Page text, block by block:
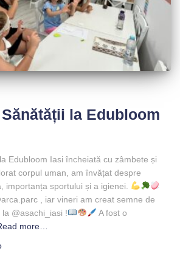
la Edubloom
Edubloom Iasi încheiată cu zâmbete și
corpul uman, am învățat despre
importanța sportului și a igienei.
, iar vineri am creat semne de
@asachi_iasi !
A fost o
more…